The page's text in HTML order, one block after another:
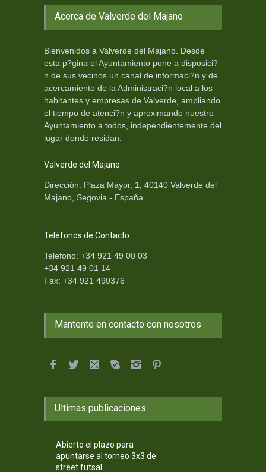
Acerca de Valverde del Majano
Bienvenidos a Valverde del Majano. Desde
esta p?gina el Ayuntamiento pone a disposici?
n de sus vecinos un canal de informaci?n y de
acercamiento de la Administraci?n local a los
habitantes y empresas de Valverde, ampliando
el tiempo de atenci?n y aproximando nuestro
Ayuntamiento a todos, independientemente del
lugar donde residan.
Valverde del Majano
Dirección: Plaza Mayor, 1, 40140 Valverde del
Majano, Segovia - España
Teléfonos de Contacto
Telefono: +34 921 49 00 03
+34 921 49 01 14
Fax: +34 921 490376
Mantente en contacto con nosotros
Ultimas publicaciones
Abierto el plazo para
apuntarse al torneo 3x3 de
street futsal